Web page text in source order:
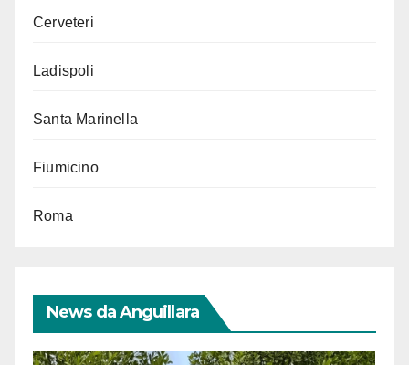
Cerveteri
Ladispoli
Santa Marinella
Fiumicino
Roma
News da Anguillara